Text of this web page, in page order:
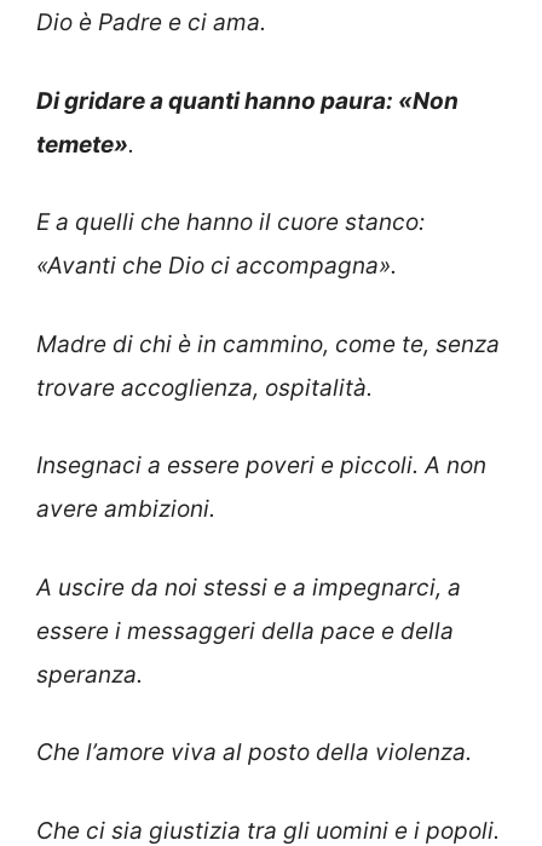
Dio è Padre e ci ama.
Di gridare a quanti hanno paura: «Non
temete».
E a quelli che hanno il cuore stanco:
«Avanti che Dio ci accompagna».
Madre di chi è in cammino, come te, senza
trovare accoglienza, ospitalità.
Insegnaci a essere poveri e piccoli. A non
avere ambizioni.
A uscire da noi stessi e a impegnarci, a
essere i messaggeri della pace e della
speranza.
Che l’amore viva al posto della violenza.
Che ci sia giustizia tra gli uomini e i popoli.